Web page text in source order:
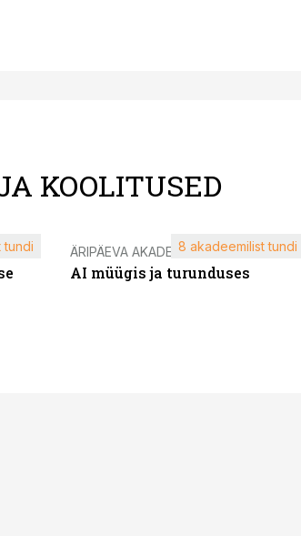
KOOLITUSED
tundi ÄRIPÄEVA AKADEEMIA
AI müügis ja turunduses
8 akadeemilist tundi